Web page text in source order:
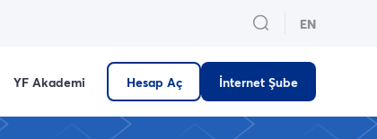
EN
YF Akademi Hesap Aç İnternet Şube